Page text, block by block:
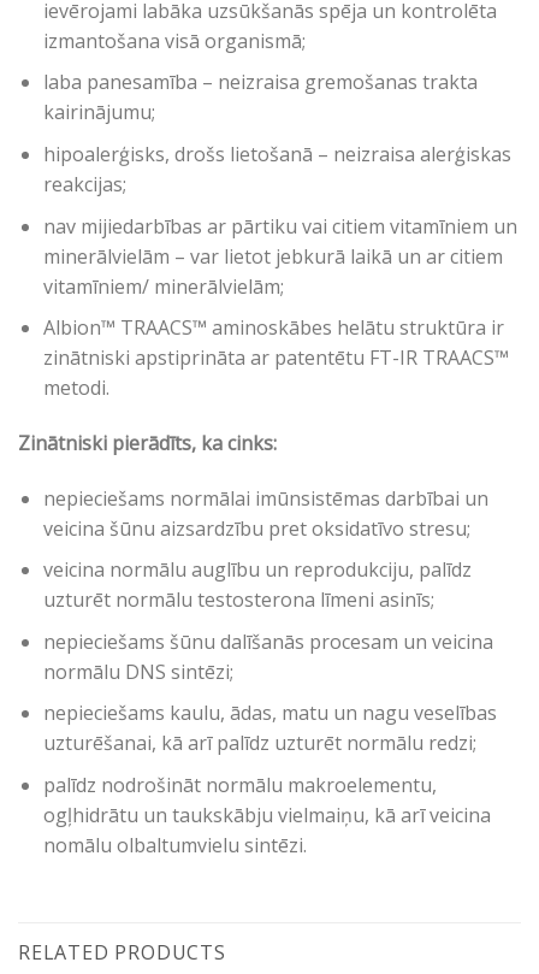
ievērojami labāka uzsūkšanās spēja un kontrolēta
izmantošana visā organismā;
laba panesamība – neizraisa gremošanas trakta
kairinājumu;
hipoalerģisks, drošs lietošanā – neizraisa alerģiskas
reakcijas;
nav mijiedarbības ar pārtiku vai citiem vitamīniem un
minerālvielām – var lietot jebkurā laikā un ar citiem
vitamīniem/ minerālvielām;
Albion™ TRAACS™ aminoskābes helātu struktūra ir
zinātniski apstiprināta ar patentētu FT-IR TRAACS™
metodi.
Zinātniski pierādīts, ka cinks:
nepieciešams normālai imūnsistēmas darbībai un
veicina šūnu aizsardzību pret oksidatīvo stresu;
veicina normālu auglību un reprodukciju, palīdz
uzturēt normālu testosterona līmeni asinīs;
nepieciešams šūnu dalīšanās procesam un veicina
normālu DNS sintēzi;
nepieciešams kaulu, ādas, matu un nagu veselības
uzturēšanai, kā arī palīdz uzturēt normālu redzi;
palīdz nodrošināt normālu makroelementu,
ogļhidrātu un taukskābju vielmaiņu, kā arī veicina
nomālu olbaltumvielu sintēzi.
RELATED PRODUCTS